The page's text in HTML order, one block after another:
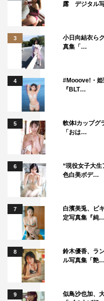
露 デジタル
3
小日向結衣ら
真集「…
4
#Mooove!・姫
『BLT…
5
軟体Iカップグ
「おは…
6
“現役女子大
色白美ボデ…
7
白濱美兎、ビ
定写真集『純…
8
鈴木優香、ラ
ル写真集「艶…
9
似鳥沙也加、